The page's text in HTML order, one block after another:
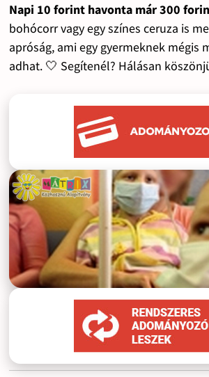
Napi 10 forint havonta már 300
bohócorr vagy egy színes ceruza is
apróság, ami egy gyermeknek mégis
adhat. 🤍 Segítenél? Hálásan